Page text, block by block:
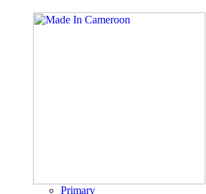
Primary